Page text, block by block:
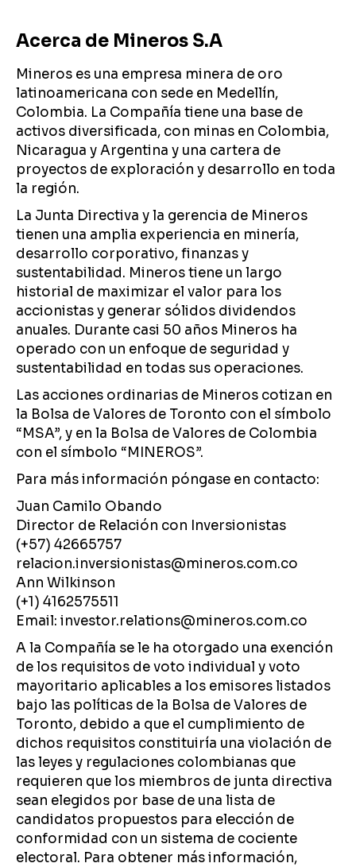
Acerca de Mineros S.A
Mineros es una empresa minera de oro
latinoamericana con sede en Medellín,
Colombia. La Compañía tiene una base de
activos diversificada, con minas en Colombia,
Nicaragua y Argentina y una cartera de
proyectos de exploración y desarrollo en toda
la región.
La Junta Directiva y la gerencia de Mineros
tienen una amplia experiencia en minería,
desarrollo corporativo, finanzas y
sustentabilidad. Mineros tiene un largo
historial de maximizar el valor para los
accionistas y generar sólidos dividendos
anuales. Durante casi 50 años Mineros ha
operado con un enfoque de seguridad y
sustentabilidad en todas sus operaciones.
Las acciones ordinarias de Mineros cotizan en
la Bolsa de Valores de Toronto con el símbolo
“MSA”, y en la Bolsa de Valores de Colombia
con el símbolo “MINEROS”.
Para más información póngase en contacto:
Juan Camilo Obando
Director de Relación con Inversionistas
(+57) 42665757
relacion.inversionistas@mineros.com.co
Ann Wilkinson
(+1) 4162575511
Email: investor.relations@mineros.com.co
A la Compañía se le ha otorgado una exención
de los requisitos de voto individual y voto
mayoritario aplicables a los emisores listados
bajo las políticas de la Bolsa de Valores de
Toronto, debido a que el cumplimiento de
dichos requisitos constituiría una violación de
las leyes y regulaciones colombianas que
requieren que los miembros de junta directiva
sean elegidos por base de una lista de
candidatos propuestos para elección de
conformidad con un sistema de cociente
electoral. Para obtener más información,